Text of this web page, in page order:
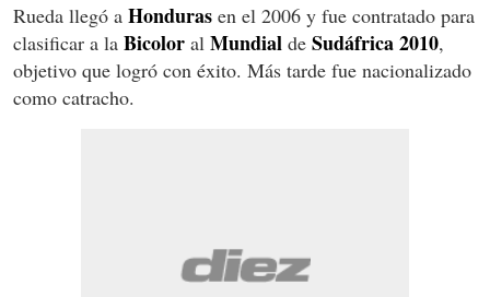
Rueda llegó a Honduras en el 2006 y fue contratado para
clasificar a la Bicolor al Mundial de Sudáfrica 2010,
objetivo que logró con éxito. Más tarde fue nacionalizado
como catracho.